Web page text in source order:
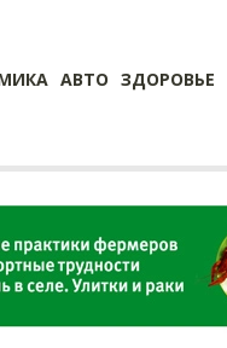
АВТО ЗДОРОВЬЕ